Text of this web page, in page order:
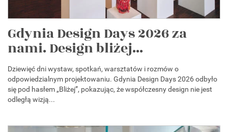
Gdynia Design Days 2026 za
nami. Design bliżej...
Dziewięć dni wystaw, spotkań, warsztatów i rozmów o
odpowiedzialnym projektowaniu. Gdynia Design Days 2026 odbyło
się pod hasłem „Bliżej”, pokazując, że współczesny design nie jest
odległą wizją...